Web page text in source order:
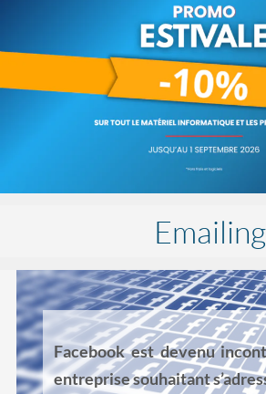
Emailing
Facebook est devenu
entreprise souhaitant